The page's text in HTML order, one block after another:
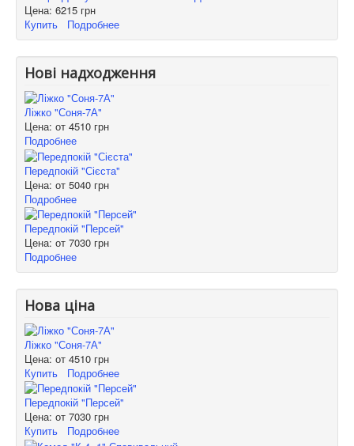
Цена: 6215 грн
Купить
Подробнее
Нові надходження
Ліжко "Соня-7А"
Цена: от 4510 грн
Подробнее
Передпокій "Сієста"
Цена: от 5040 грн
Подробнее
Передпокій "Персей"
Цена: от 7030 грн
Подробнее
Нова ціна
Ліжко "Соня-7А"
Цена: от 4510 грн
Купить
Подробнее
Передпокій "Персей"
Цена: от 7030 грн
Купить
Подробнее